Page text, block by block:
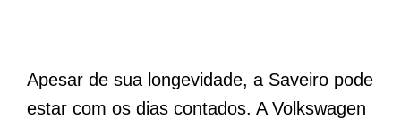
Apesar de sua longevidade, a Saveiro pode
estar com os dias contados. A Volkswagen